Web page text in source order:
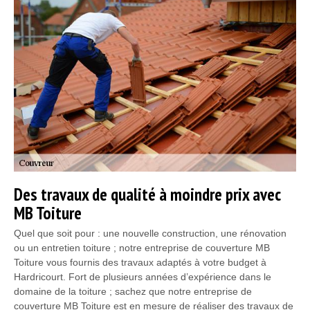
Des travaux de qualité à moindre prix avec
MB Toiture
Quel que soit pour : une nouvelle construction, une rénovation
ou un entretien toiture ; notre entreprise de couverture MB
Toiture vous fournis des travaux adaptés à votre budget à
Hardricourt. Fort de plusieurs années d’expérience dans le
domaine de la toiture ; sachez que notre entreprise de
couverture MB Toiture est en mesure de réaliser des travaux de